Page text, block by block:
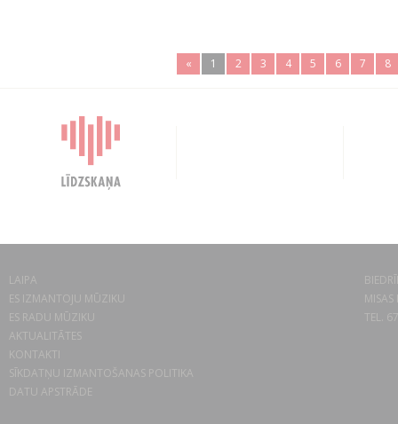
« 1 2 3 4 5 6 7 8
LAIPA
ES IZMANTOJU MŪZIKU
ES RADU MŪZIKU
AKTUALITĀTES
KONTAKTI
SĪKDATŅU IZMANTOŠANAS POLITIKA
DATU APSTRĀDE
TEL.